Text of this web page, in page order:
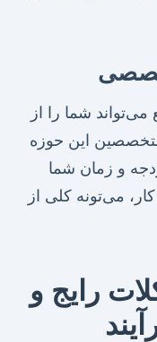
شما را از
متخصصین این حوزه
و زمان شما
می‌تونه کلی از
رایج و